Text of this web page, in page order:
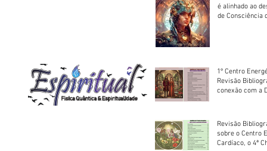
é alinhado ao
de Consciência
1º Centro
Revisão
conexão com a
Revisão
sobre o Centro
Cardíaco, o 4ª